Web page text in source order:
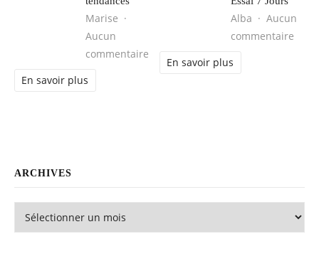
Marise
Aucun
commentaire
En savoir plus
Alba
Aucun
commentaire
En savoir plus
ARCHIVES
Archives